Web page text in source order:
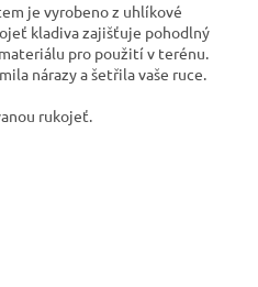
je vyrobeno z uhlíkové
kladiva zajišťuje pohodlný
pro použití v terénu.
nárazy a šetřila vaše ruce.
rukojeť.